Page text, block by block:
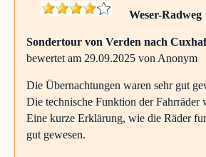
Weser-Radweg
Sondertour von Verden nach
bewertet am 29.09.2025 von Anonym
Die Übernachtungen waren sehr gut
Die technische Funktion der Fahrräder
Eine kurze Erklärung, wie die Räder
gut gewesen.